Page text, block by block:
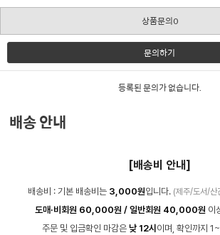
상품문의0
문의하기
등록된 문의가 없습니다.
배송 안내
[배송비 안내]
배송비 : 기본 배송비는 3,000원입니다. (제주/도서/산
도매·비회원 60,000원 / 일반회원 40,000원 이
주문 및 입금확인 마감은 낮 12시 이며, 확인까지